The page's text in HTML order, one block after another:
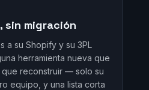
sin migración
a su Shopify y su 3PL
herramienta nueva que
reconstruir — solo su
equipo, y una lista corta